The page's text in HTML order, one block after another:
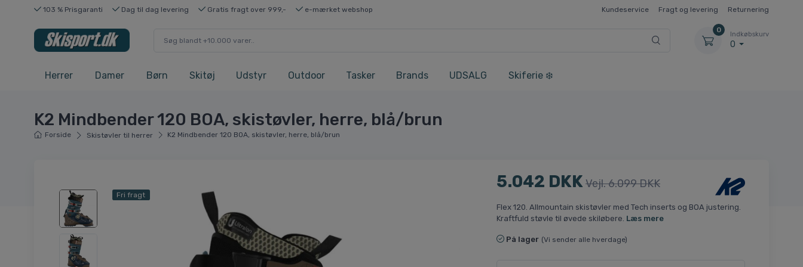
103 % Prisgaranti Dag til dag levering Gratis fragt over 999,- e-mærket webshop Kundeservice Fragt og levering Returnering
0
Indkøbskurv
0
Herrer Damer Børn Skitøj Udstyr Outdoor Tasker Brands UDSALG Skiferie ❄️
K2 Mindbender 120 BOA, skistøvler, herre, blå/brun
Forside Skistøvler til herrer K2 Mindbender 120 BOA, skistøvler, herre, blå/brun
Fri fragt
5.042 DKK Vejl. 6.099 DKK
Flex 120. Allmountain skistøvler med Tech inserts og BOA justering.
Kraftfuld støvle til øvede skiløbere. Læs mere
På lager (Vi sender alle hverdage)